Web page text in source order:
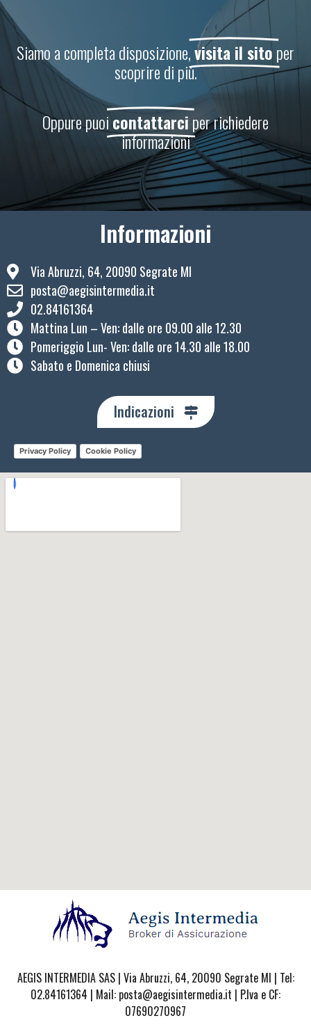
Siamo a completa disposizione,visita il sitoper
scoprire di più.
Oppure puoicontattarciper richiedere
informazioni
Informazioni
Via Abruzzi, 64, 20090 Segrate MI
posta@aegisintermedia.it
02.84161364
Mattina Lun – Ven: ​dalle ore 09.00 alle 12.30
Pomeriggio Lun- Ven: dalle ore 14.30 alle 18.00
Sabato e Domenica chiusi
Indicazioni
Privacy Policy Cookie Policy
AEGIS INTERMEDIA SAS | Via Abruzzi, 64, 20090 Segrate MI | Tel:
02.84161364 | Mail: posta@aegisintermedia.it | P.Iva e CF:
07690270967